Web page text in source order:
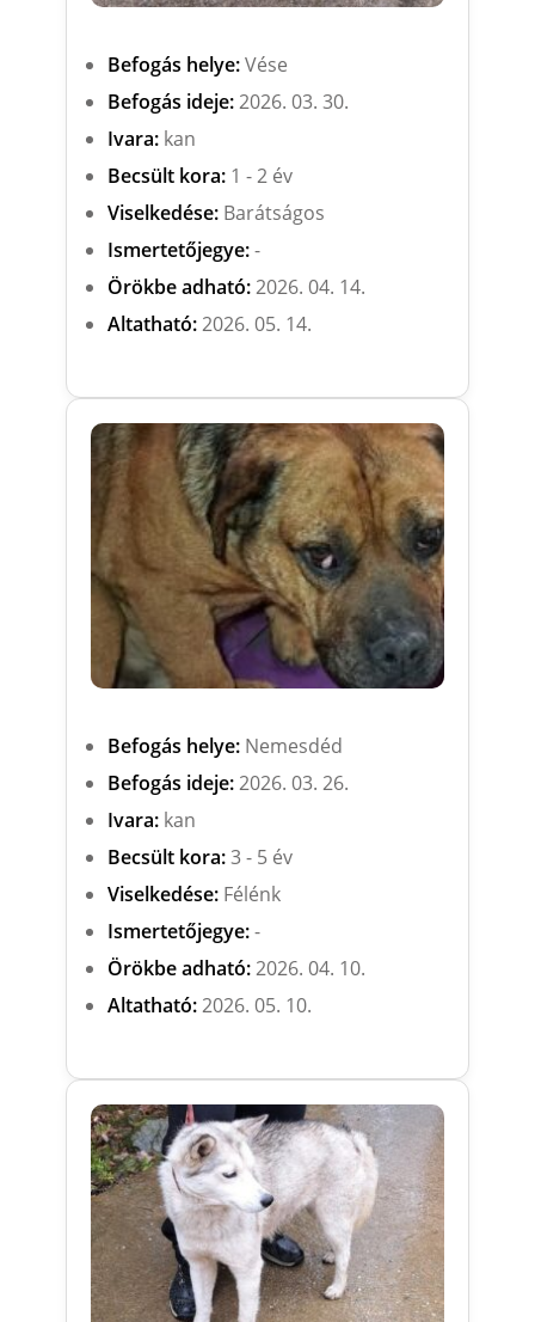
Befogás helye:Vése
Befogás ideje:2026. 03. 30.
Ivara:kan
Becsült kora:1 - 2 év
Viselkedése:Barátságos
Ismertetőjegye:-
Örökbe adható:2026. 04. 14.
Altatható:2026. 05. 14.
Befogás helye:Nemesdéd
Befogás ideje:2026. 03. 26.
Ivara:kan
Becsült kora:3 - 5 év
Viselkedése:Félénk
Ismertetőjegye:-
Örökbe adható:2026. 04. 10.
Altatható:2026. 05. 10.